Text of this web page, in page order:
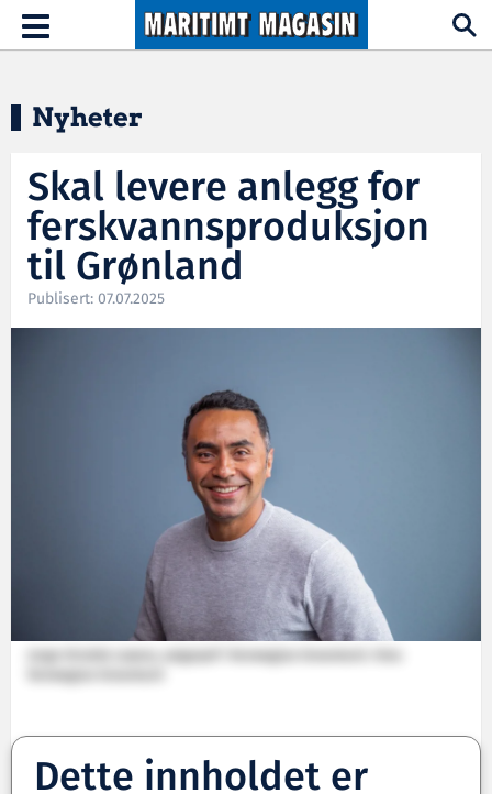
Hopp til hovedinnhold
Toggle
navigation
Nyheter
Skal levere anlegg for
ferskvannsproduksjon
til Grønland
Publisert: 07.07.2025
Jorge Giraldo Lozano, salgssjef i Norwegian Greentech. Foto:
Dette innholdet er